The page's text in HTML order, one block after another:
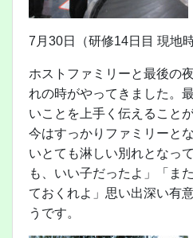
7月30日（研修14日目 現地
ホストファミリーと最後の
れの時がやってきました。
いことを上手く伝えること
今はすっかりファミリーと
いとても淋しい別れとなっ
も、いい子だったよ」「ま
ておくれよ」思い出深い有
うです。